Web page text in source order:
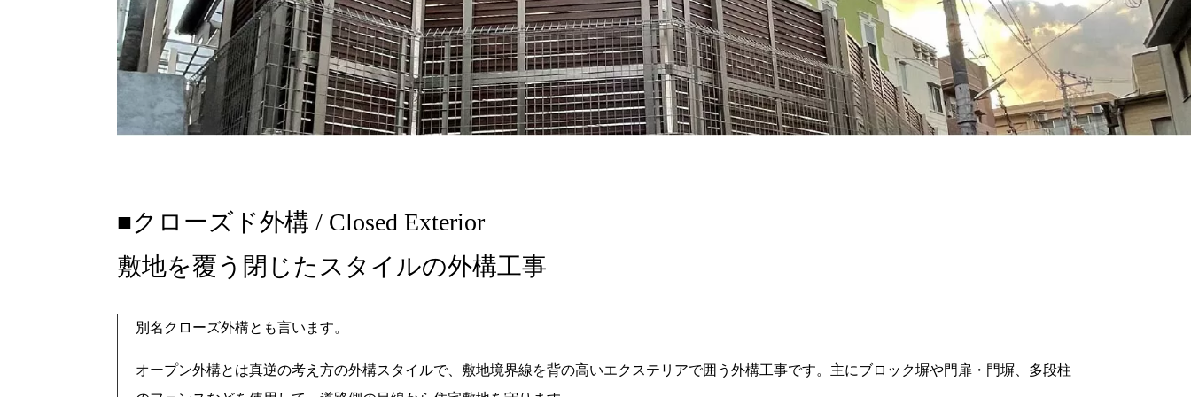
クローズド外構 / Closed Exterior
敷地を覆う閉じたスタイルの外構工事
別名クローズ外構とも言います。
オープン外構とは真逆の考え方の外構スタイルで、敷地境界線を背の高いエクステリアで囲う外構工事です。主にブロック塀や門扉・門塀、多段柱